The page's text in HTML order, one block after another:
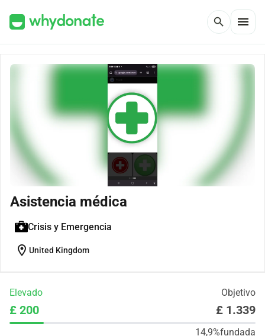
search menu
Asistencia médica
Crisis y Emergencia
location_on United Kingdom
Elevado Objetivo
£ 200 £ 1.339
14,9%fundada